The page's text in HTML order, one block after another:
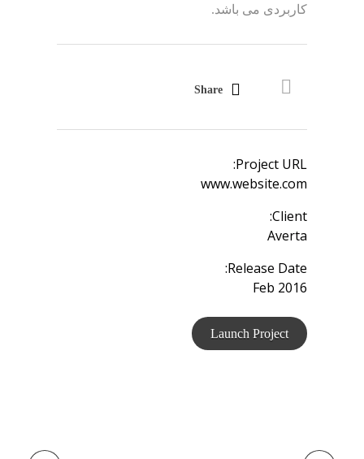
کاربردی می باشد.
Share
Project URL:
www.website.com
Client:
Averta
Release Date:
Feb 2016
Launch Project